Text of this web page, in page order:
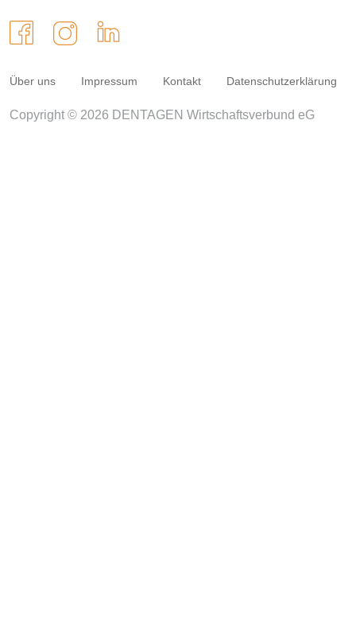
Über uns Impressum Kontakt Datenschutzerklärung
Copyright © 2026 DENTAGEN Wirtschaftsverbund eG